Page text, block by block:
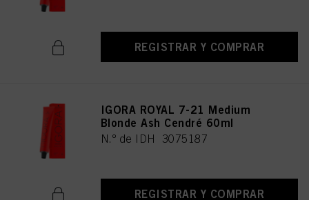
REGISTRAR Y COMPRAR
IGORA ROYAL 7-21 Medium
Blonde Ash Cendré 60ml
N.º de IDH 3075187
REGISTRAR Y COMPRAR